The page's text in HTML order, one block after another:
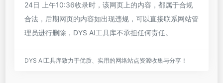
24日 上午10:36收录时，该网页上的内容，都属于合规
合法，后期网页的内容如出现违规，可以直接联系网站管
理员进行删除，DYS AI工具库不承担任何责任。
DYS AI工具库致力于优质、实用的网络站点资源收集与分享！